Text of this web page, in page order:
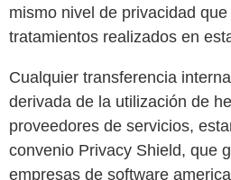
mismo nivel de privacidad
tratamientos realizados en
Cualquier transferencia
derivada de la utilización de
proveedores de servicios,
convenio Privacy Shield, que
empresas de software